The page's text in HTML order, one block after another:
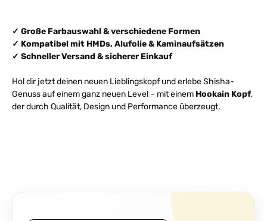
✓ Große Farbauswahl & verschiedene Formen
✓ Kompatibel mit HMDs, Alufolie & Kaminaufsätzen
✓ Schneller Versand & sicherer Einkauf
Hol dir jetzt deinen neuen Lieblingskopf und erlebe Shisha-
Genuss auf einem ganz neuen Level – mit einem Hookain Kopf,
der durch Qualität, Design und Performance überzeugt.